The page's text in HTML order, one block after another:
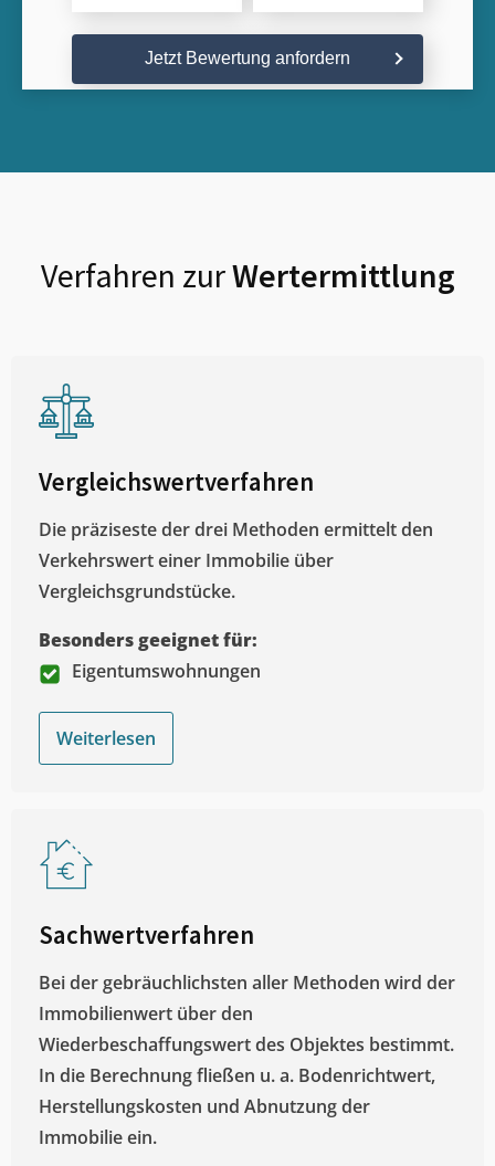
Jetzt Bewertung anfordern
Verfahren zurWertermittlung
Vergleichswertverfahren
Die präziseste der drei Methoden ermittelt den
Verkehrswert einer Immobilie über
Vergleichsgrundstücke.
Besonders geeignet für:
Eigentumswohnungen
Weiterlesen
Sachwertverfahren
Bei der gebräuchlichsten aller Methoden wird der
Immobilienwert über den
Wiederbeschaffungswert des Objektes bestimmt.
In die Berechnung fließen u. a. Bodenrichtwert,
Herstellungskosten und Abnutzung der
Immobilie ein.